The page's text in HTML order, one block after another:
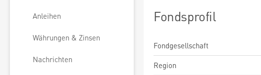
Anleihen
Währungen & Zinsen
Nachrichten
Fondsprofil
Fondgesellschaft
Region